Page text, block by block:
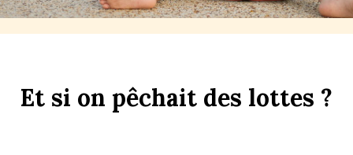
Et si on pêchait des lottes ?